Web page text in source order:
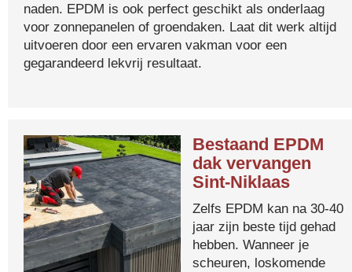
naden. EPDM is ook perfect geschikt als onderlaag
voor zonnepanelen of groendaken. Laat dit werk altijd
uitvoeren door een ervaren vakman voor een
gegarandeerd lekvrij resultaat.
Bestaand EPDM
dak vervangen
Sint-Niklaas
Zelfs EPDM kan na 30-40
jaar zijn beste tijd gehad
hebben. Wanneer je
scheuren, loskomende